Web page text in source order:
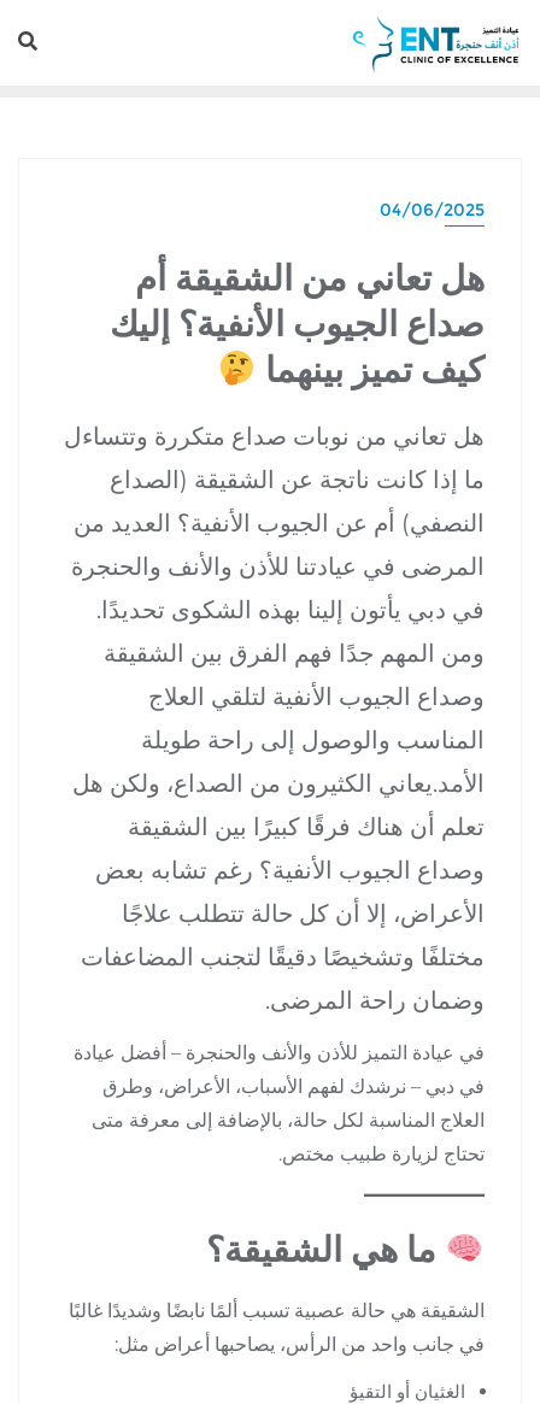
04/06/2025
هل تعاني من الشقيقة أم
صداع الجيوب الأنفية؟ إليك
كيف تميز بينهما
هل تعاني من نوبات صداع متكررة وتتساءل
ما إذا كانت ناتجة عن الشقيقة (الصداع
النصفي) أم عن الجيوب الأنفية؟ العديد من
المرضى في عيادتنا للأذن والأنف والحنجرة
في دبي يأتون إلينا بهذه الشكوى تحديدًا.
ومن المهم جدًا فهم الفرق بين الشقيقة
وصداع الجيوب الأنفية لتلقي العلاج
المناسب والوصول إلى راحة طويلة
الأمد.يعاني الكثيرون من الصداع، ولكن هل
تعلم أن هناك فرقًا كبيرًا بين الشقيقة
وصداع الجيوب الأنفية؟ رغم تشابه بعض
الأعراض، إلا أن كل حالة تتطلب علاجًا
مختلفًا وتشخيصًا دقيقًا لتجنب المضاعفات
وضمان راحة المرضى.
في عيادة التميز للأذن والأنف والحنجرة – أفضل عيادة
في دبي – نرشدك لفهم الأسباب، الأعراض، وطرق
العلاج المناسبة لكل حالة، بالإضافة إلى معرفة متى
تحتاج لزيارة طبيب مختص.
ما هي الشقيقة؟
الشقيقة هي حالة عصبية تسبب ألمًا نابضًا وشديدًا غالبًا
في جانب واحد من الرأس، يصاحبها أعراض مثل:
الغثيان أو التقيؤ